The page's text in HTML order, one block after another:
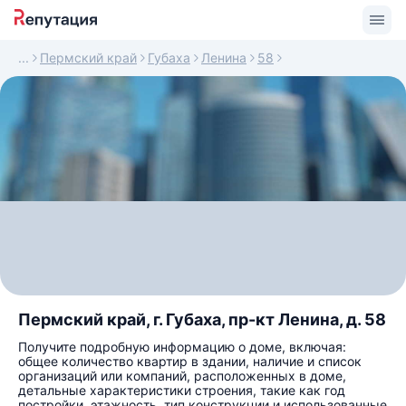
Пермский край Губаха Ленина 58
Пермский край, г. Губаха, пр-кт Ленина, д. 58
Получите подробную информацию о доме, включая:
общее количество квартир в здании, наличие и список
организаций или компаний, расположенных в доме,
детальные характеристики строения, такие как год